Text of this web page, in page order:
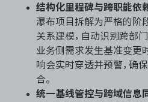
结构化里程碑与跨职能依
瀑布项目拆解为严格的阶
关系建模，自动识别跨部
业务侧需求发生基准变更
响会实时穿透并预警，确
合。
统一基线管控与跨域信息同